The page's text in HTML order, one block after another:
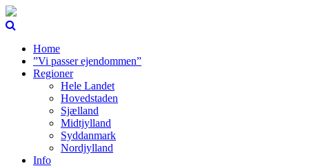
Home
”Vi passer ejendommen”
Regioner
Hele Landet
Hovedstaden
Sjælland
Midtjylland
Syddanmark
Nordjylland
Info